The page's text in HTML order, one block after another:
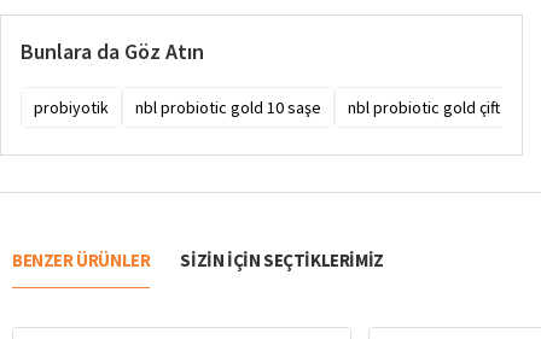
Bunlara da Göz Atın
probiyotik nbl probiotic gold 10 saşe nbl probiotic gold çift
BENZER ÜRÜNLER SIZIN IÇIN SEÇTIKLERIMIZ